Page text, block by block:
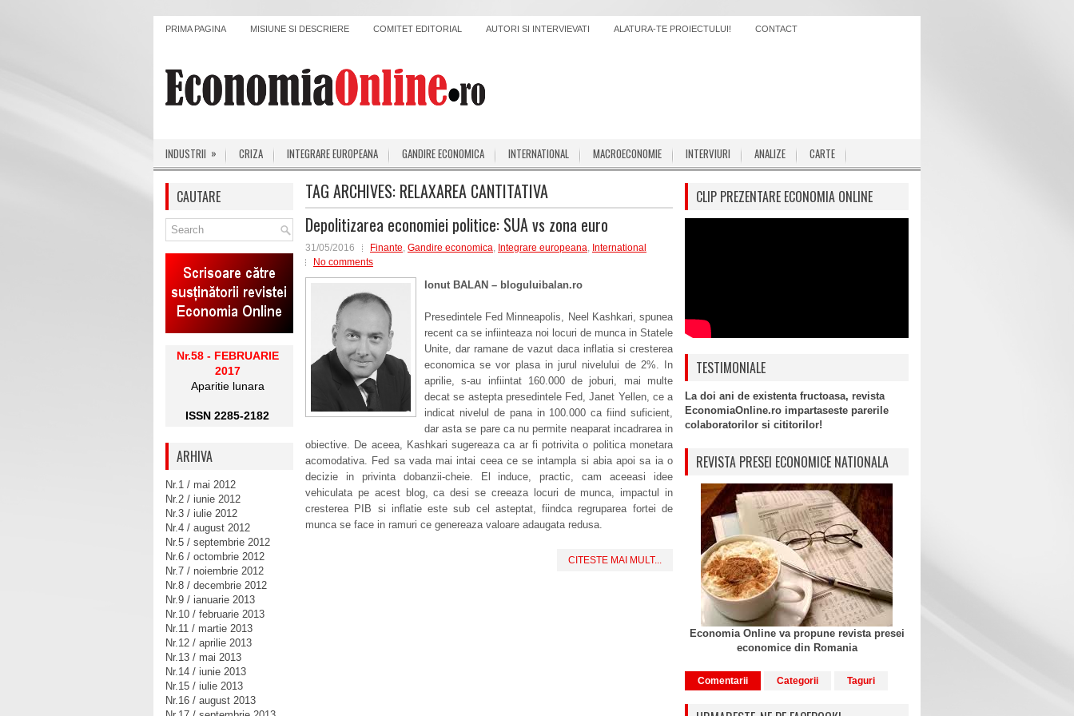
PRIMA PAGINA MISIUNE SI DESCRIERE COMITET EDITORIAL AUTORI SI INTERVIEVATI ALATURA-TE PROIECTULUI! CONTACT
INDUSTRII » CRIZA INTEGRARE EUROPEANA GANDIRE ECONOMICA INTERNATIONAL MACROECONOMIE INTERVIURI ANALIZE CARTE
TAG ARCHIVES: RELAXAREA CANTITATIVA
Depolitizarea economiei politice: SUA vs zona euro
31/05/2016 Finante, Gandire economica, Integrare europeana, International
No comments
Ionut BALAN – bloguluibalan.ro
Presedintele Fed Minneapolis, Neel Kashkari, spunea
recent ca se infiinteaza noi locuri de munca in Statele
Unite, dar ramane de vazut daca inflatia si cresterea
economica se vor plasa in jurul nivelului de 2%. In
aprilie, s-au infiintat 160.000 de joburi, mai multe
decat se astepta presedintele Fed, Janet Yellen, ce a
indicat nivelul de pana in 100.000 ca fiind suficient,
dar asta se pare ca nu permite neaparat incadrarea in
obiective. De aceea, Kashkari sugereaza ca ar fi potrivita o politica monetara
acomodativa. Fed sa vada mai intai ceea ce se intampla si abia apoi sa ia o
decizie in privinta dobanzii-cheie. El induce, practic, cam aceeasi idee
vehiculata pe acest blog, ca desi se creeaza locuri de munca, impactul in
cresterea PIB si inflatie este sub cel asteptat, fiindca regruparea fortei de
munca se face in ramuri ce genereaza valoare adaugata redusa.
CITESTE MAI MULT...
CAUTARE
Nr.58 - FEBRUARIE
2017
Aparitie lunara
ISSN 2285-2182
ARHIVA
Nr.1 / mai 2012
Nr.2 / iunie 2012
Nr.3 / iulie 2012
Nr.4 / august 2012
Nr.5 / septembrie 2012
Nr.6 / octombrie 2012
Nr.7 / noiembrie 2012
Nr.8 / decembrie 2012
Nr.9 / ianuarie 2013
Nr.10 / februarie 2013
Nr.11 / martie 2013
Nr.12 / aprilie 2013
Nr.13 / mai 2013
Nr.14 / iunie 2013
Nr.15 / iulie 2013
Nr.16 / august 2013
CLIP PREZENTARE ECONOMIA ONLINE
TESTIMONIALE
La doi ani de existenta fructoasa, revista
EconomiaOnline.ro impartaseste parerile
colaboratorilor si cititorilor!
REVISTA PRESEI ECONOMICE NATIONALA
Economia Online va propune revista presei
economice din Romania
Comentarii Categorii Taguri